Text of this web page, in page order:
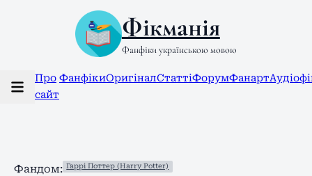
Фікманія
Фанфіки українською мовою
Про
сайт
ФанфікиОригіналСтаттіФорумФанарт
Фандом: Гаррі Поттер (Harry Potter)